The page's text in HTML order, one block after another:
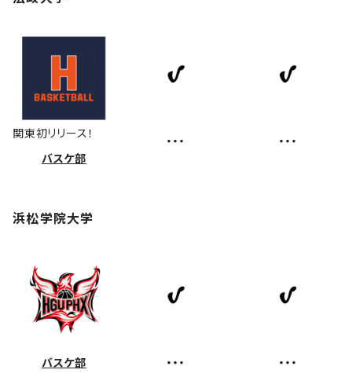
関東初リリース！
バスケ部
・・・ ・・・
浜松学院大学
バスケ部 ・・・ ・・・